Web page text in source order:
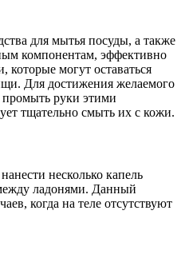
для мытья посуды, а также
компонентам, эффективно
которые могут оставаться
Для достижения желаемого
промыть руки этими
тщательно смыть их с кожи.
несколько капель
ладонями. Данный
когда на теле отсутствуют